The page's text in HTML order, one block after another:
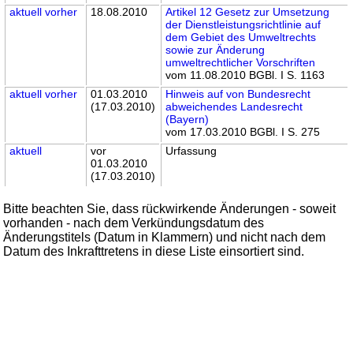
aktuell vorher 18.08.2010
Artikel 12 Gesetz zur Umsetzung
der Dienstleistungsrichtlinie auf
dem Gebiet des Umweltrechts
sowie zur Änderung
umweltrechtlicher Vorschriften
vom 11.08.2010 BGBl. I S. 1163
aktuell vorher
01.03.2010
(17.03.2010)
Hinweis auf von Bundesrecht
abweichendes Landesrecht
(Bayern)
vom 17.03.2010 BGBl. I S. 275
aktuell
vor
01.03.2010
(17.03.2010)
Urfassung
Bitte beachten Sie, dass rückwirkende Änderungen - soweit
vorhanden - nach dem Verkündungsdatum des
Änderungstitels (Datum in Klammern) und nicht nach dem
Datum des Inkrafttretens in diese Liste einsortiert sind.